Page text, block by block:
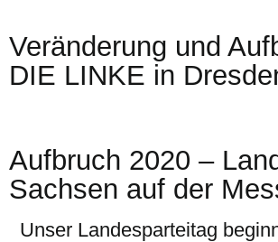
Veränderung und
DIE LINKE in
Aufbruch 2020 –
Sachsen auf der
Unser Landesparteitag